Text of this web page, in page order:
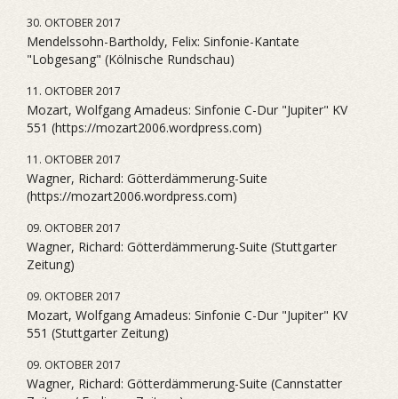
30. OKTOBER 2017
Mendelssohn-Bartholdy, Felix: Sinfonie-Kantate
"Lobgesang" (Kölnische Rundschau)
11. OKTOBER 2017
Mozart, Wolfgang Amadeus: Sinfonie C-Dur "Jupiter" KV
551 (https://mozart2006.wordpress.com)
11. OKTOBER 2017
Wagner, Richard: Götterdämmerung-Suite
(https://mozart2006.wordpress.com)
09. OKTOBER 2017
Wagner, Richard: Götterdämmerung-Suite (Stuttgarter
Zeitung)
09. OKTOBER 2017
Mozart, Wolfgang Amadeus: Sinfonie C-Dur "Jupiter" KV
551 (Stuttgarter Zeitung)
09. OKTOBER 2017
Wagner, Richard: Götterdämmerung-Suite (Cannstatter